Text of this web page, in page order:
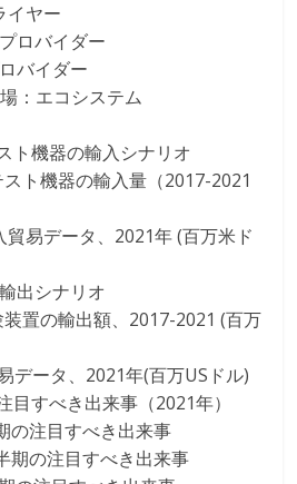
イヤー
ロバイダー
バイダー
：エコシステム
ト機器の輸入シナリオ
ト機器の輸入量（2017-2021
易データ、2021年 (百万米ド
出シナリオ
置の輸出額、2017-2021 (百万
データ、2021年(百万USドル)
目すべき出来事（2021年）
の注目すべき出来事
期の注目すべき出来事